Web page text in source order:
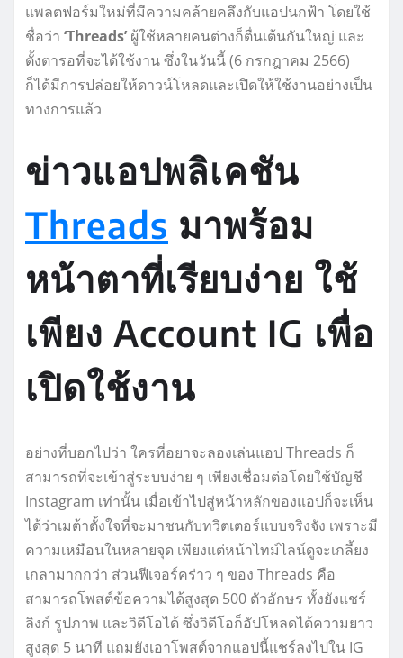
แพลตฟอร์มใหม่ที่มีความคล้ายคลึงกับแอปนกฟ้า โดยใช้
ชื่อว่า ‘Threads’ผู้ใช้หลายคนต่างก็ตื่นเต้นกันใหญ่ และ
ตั้งตารอที่จะได้ใช้งาน ซึ่งในวันนี้ (6 กรกฎาคม 2566)
ก็ได้มีการปล่อยให้ดาวน์โหลดและเปิดให้ใช้งานอย่างเป็น
ทางการแล้ว
ข่าวแอปพลิเคชัน
Threads มาพร้อม
หน้าตาที่เรียบง่าย ใช้
เพียง Account IG เพื่อ
เปิดใช้งาน
อย่างที่บอกไปว่า ใครที่อยาจะลองเล่นแอป Threads ก็
สามารถที่จะเข้าสู่ระบบง่าย ๆ เพียงเชื่อมต่อโดยใช้บัญชี
Instagram เท่านั้น เมื่อเข้าไปสู่หน้าหลักของแอปก็จะเห็น
ได้ว่าเมต้าตั้งใจที่จะมาชนกับทวิตเตอร์แบบจริงจัง เพราะมี
ความเหมือนในหลายจุด เพียงแต่หน้าไทม์ไลน์ดูจะเกลี้ยง
เกลามากกว่า ส่วนฟีเจอร์คร่าว ๆ ของ Threads คือ
สามารถโพสต์ข้อความได้สูงสุด 500 ตัวอักษร ทั้งยังแชร์
ลิงก์ รูปภาพ และวิดีโอได้ ซึ่งวิดีโอก็อัปโหลดได้ความยาว
สูงสุด 5 นาที แถมยังเอาโพสต์จากแอปนี้แชร์ลงไปใน IG